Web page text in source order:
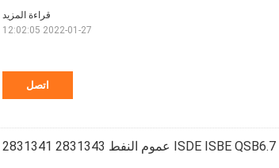
اتصل
قراءة المزيد
2022-01-27 12:02:05